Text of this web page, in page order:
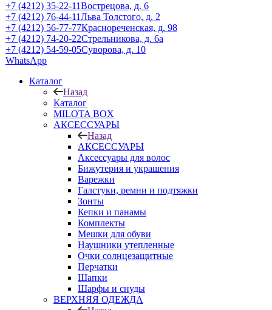
+7 (4212) 35-22-11Вострецова, д. 6
+7 (4212) 76-44-11Льва Толстого, д. 2
+7 (4212) 56-77-77Краснореченская, д. 98
+7 (4212) 74-20-22Стрельникова, д. 6а
+7 (4212) 54-59-05Суворова, д. 10
WhatsApp
Каталог
Назад
Каталог
MILOTA BOX
АКСЕССУАРЫ
Назад
АКСЕССУАРЫ
Аксессуары для волос
Бижутерия и украшения
Варежки
Галстуки, ремни и подтяжки
Зонты
Кепки и панамы
Комплекты
Мешки для обуви
Наушники утепленные
Очки солнцезащитные
Перчатки
Шапки
Шарфы и снуды
ВЕРХНЯЯ ОДЕЖДА